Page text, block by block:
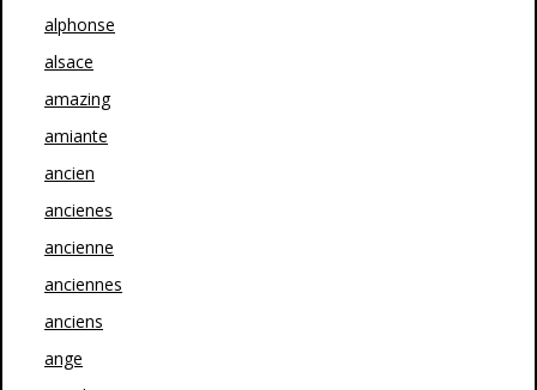
alphonse
alsace
amazing
amiante
ancien
ancienes
ancienne
anciennes
anciens
ange